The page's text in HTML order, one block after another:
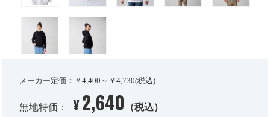
メーカー定価：￥4,400～￥4,730(税込)
無地特価： ¥2,640 （税込）